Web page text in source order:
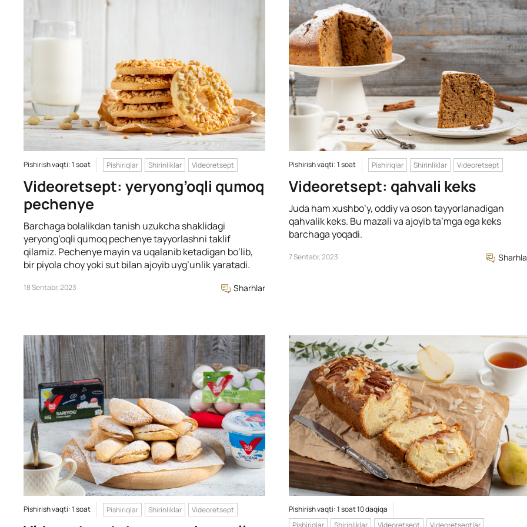
Pishirish vaqti: 1 soat Pishiriqlar Shirinliklar Videoretsept
Videoretsept: yeryong’oqli qumoq
pechenye
Barchaga bolalikdan tanish uzukcha shaklidagi
yeryong’oqli qumoq pechenye tayyorlashni taklif
qilamiz. Pechenye mayin va uqalanib ketadigan bo’lib,
bir piyola choy yoki sut bilan ajoyib uyg’unlik yaratadi.
18 Sentabr, 2023 Sharhlar
Pishirish vaqti: 1 soat Pishiriqlar Shirinliklar Videoretsept
Videoretsept: qahvali keks
Juda ham xushbo’y, oddiy va oson tayyorlanadigan
qahvalik keks. Bu mazali va ajoyib ta’mga ega keks
barchaga yoqadi.
7 Sentabr, 2023
Pishirish vaqti: 1 soat Pishiriqlar Shirinliklar Videoretsept
Pishirish vaqti: 1 soat 10 daqiqa
Pishiriqlar
Shirinliklar Videoretsept Videoretseptlar